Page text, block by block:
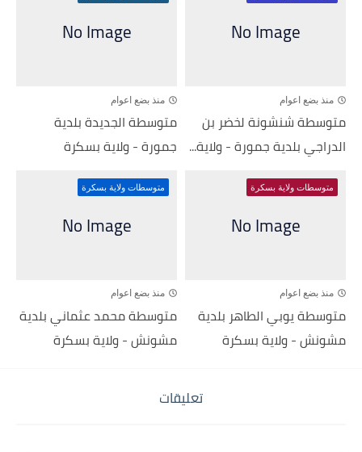
منذ بضع اعوام
متوسطة شنشونة لخضر بن
الدراجي بلدية جمورة - ولاية...
منذ بضع اعوام
متوسطة الجديدة بلدية
جمورة - ولاية بسكرة
متوسطات ولاية بسكرة
منذ بضع اعوام
متوسطة يوبي الطاهر بلدية
مشونش - ولاية بسكرة
متوسطات ولاية بسكرة
منذ بضع اعوام
متوسطة محمد عثماني بلدية
مشونش - ولاية بسكرة
تعليقات